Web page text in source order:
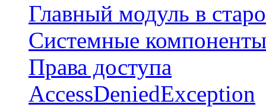
Главный модуль в
Системные компоненты
Права доступа
AccessDeniedException